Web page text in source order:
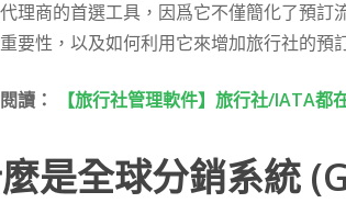
ESC 關閉
理商的首選工具，因爲它不僅簡化了預訂
要性，以及如何利用它來增加旅行社的預
讀： 【旅行社管理軟件】旅行社/IATA都
是全球分銷系統